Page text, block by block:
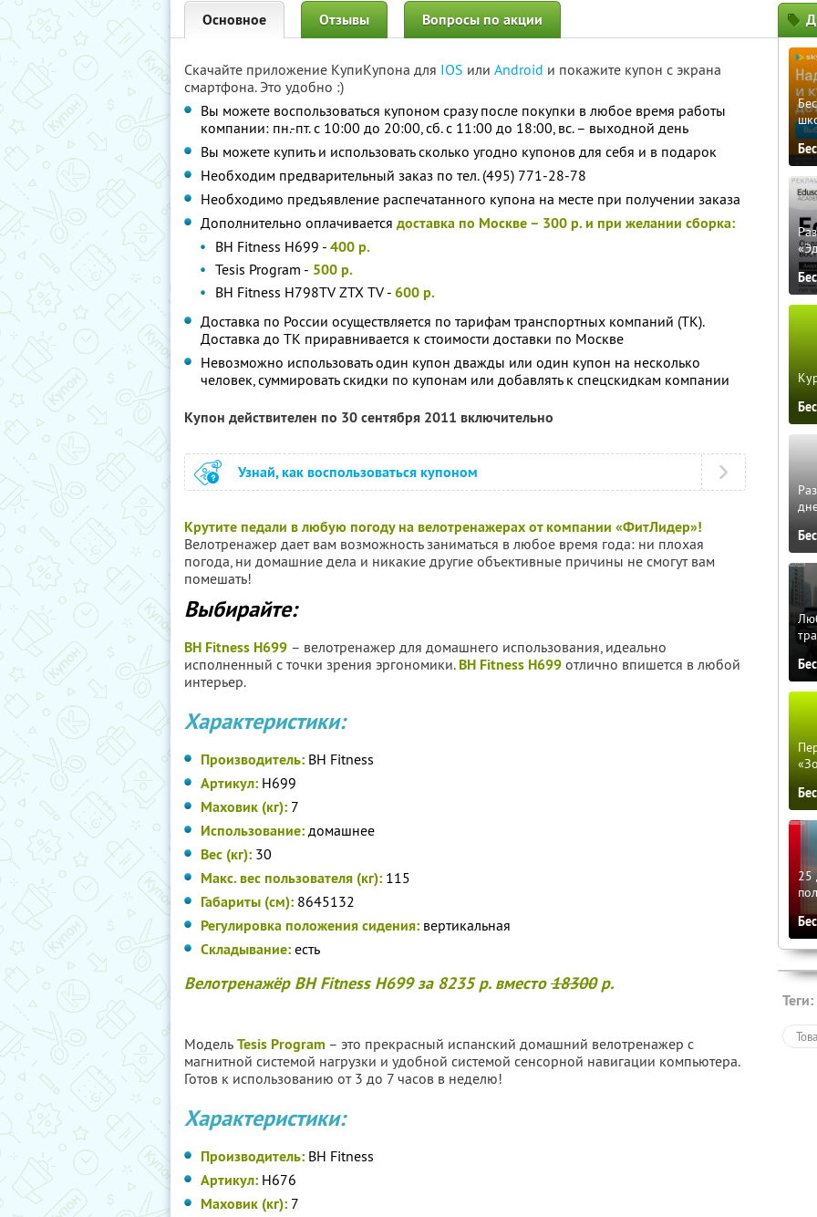
Основное Отзывы Вопросы по акции
Скачайте приложение КупиКупона для IOS или Android и покажите купон с экрана
смартфона. Это удобно :)
Вы можете воспользоваться купоном сразу после покупки в любое время работы
компании: пн.-пт. с 10:00 до 20:00, сб. с 11:00 до 18:00, вс. – выходной день
Вы можете купить и использовать сколько угодно купонов для себя и в подарок
Необходим предварительный заказ по тел. (495) 771-28-78
Необходимо предъявление распечатанного купона на месте при получении заказа
Дополнительно оплачивается доставка по Москве – 300 р. и при желании сборка:
BH Fitness H699 - 400 р.
Tesis Program - 500 р.
BH Fitness H798TV ZTX TV - 600 р.
Доставка по России осуществляется по тарифам транспортных компаний (ТК).
Доставка до ТК приравнивается к стоимости доставки по Москве
Невозможно использовать один купон дважды или один купон на несколько
человек, суммировать скидки по купонам или добавлять к спецскидкам компании
Купон действителен по 30 сентября 2011 включительно
Узнай, как воспользоваться купоном
Крутите педали в любую погоду на велотренажерах от компании «ФитЛидер»!
Велотренажер дает вам возможность заниматься в любое время года: ни плохая
погода, ни домашние дела и никакие другие объективные причины не смогут вам
помешать!
Выбирайте:
BH Fitness H699 – велотренажер для домашнего использования, идеально
исполненный с точки зрения эргономики. BH Fitness H699 отлично впишется в любой
интерьер.
Характеристики:
Производитель: BH Fitness
Артикул: H699
Маховик (кг): 7
Использование: домашнее
Вес (кг): 30
Макс. вес пользователя (кг): 115
Габариты (см): 8645132
Регулировка положения сидения: вертикальная
Складывание: есть
Велотренажёр BH Fitness H699 за 8235р. вместо18300р.
Модель Tesis Program – это прекрасный испанский домашний велотренажер с
магнитной системой нагрузки и удобной системой сенсорной навигации компьютера.
Готов к использованию от 3 до 7 часов в неделю!
Характеристики:
Производитель: BH Fitness
Артикул: H676
Маховик (кг): 7
25
Теги: